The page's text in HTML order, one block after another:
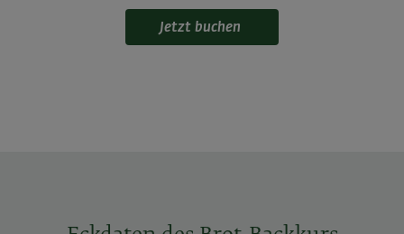
Jetzt buchen